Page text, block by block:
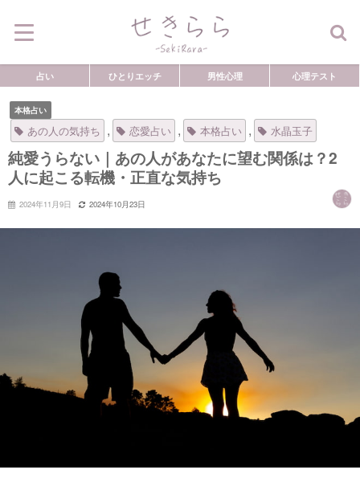
占い ひとりエッチ 男性心理 心理テスト
本格占い
あの人の気持ち , 恋愛占い , 本格占い , 水晶玉子
純愛うらない｜あの人があなたに望む関係は？2
人に起こる転機・正直な気持ち
2024年11月9日 2024年10月23日